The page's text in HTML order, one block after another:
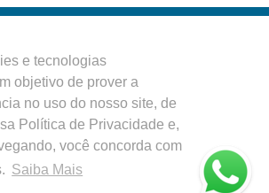
e tecnologias
objetivo de prover a
no uso do nosso site, de
Política de Privacidade e,
você concorda com
Saiba Mais